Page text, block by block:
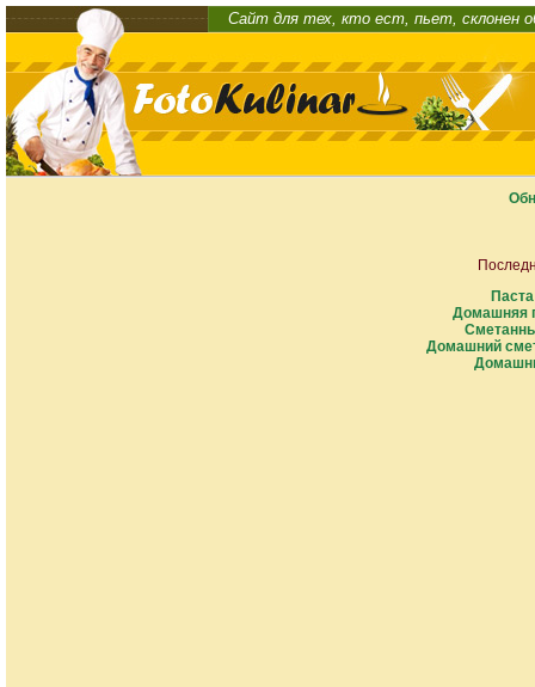
Сайт для тех, кто ест, пьет, склонен
Домашняя
Домашний